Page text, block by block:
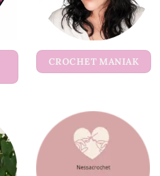
CROCHET MANIAK